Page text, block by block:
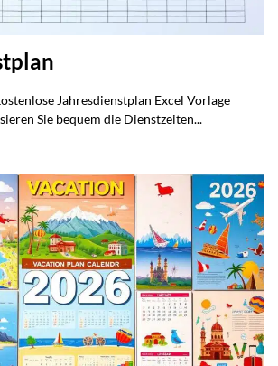
Jahresdienstplan Excel Vorlage
Sie bequem die Dienstzeiten...